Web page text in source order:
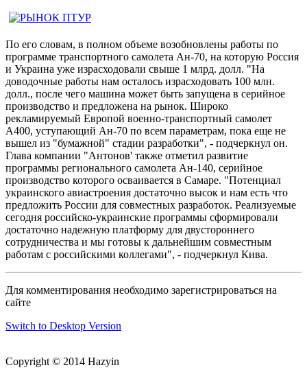
По его словам, в полном объеме возобновлены работы по
программе транспортного самолета Ан-70, на которую Россия
и Украина уже израсходовали свыше 1 млрд. долл. "На
доводочные работы нам осталось израсходовать 100 млн.
долл., после чего машина может быть запущена в серийное
производство и предложена на рынок. Широко
рекламируемый Европой военно-транспортный самолет
А400, уступающий Ан-70 по всем параметрам, пока еще не
вышел из "бумажной" стадии разработки", - подчеркнул он.
Глава компании "Антонов' также отметил развитие
программы регионального самолета Ан-140, серийное
производство которого осваивается в Самаре. "Потенциал
украинского авиастроения достаточно высок и нам есть что
предложить России для совместных разработок. Реализуемые
сегодня российско-украинские программы сформировали
достаточно надежную платформу для двустороннего
сотрудничества и мы готовы к дальнейшим совместным
работам с российскими коллегами", - подчеркнул Кива.
Для комментирования необходимо зарегистрироваться на
сайте
Switch to Desktop Version
Copyright © 2014 Hazyin